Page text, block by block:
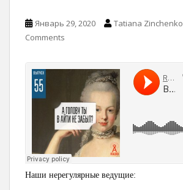
Январь 29, 2020 Tatiana Zinchenko
Comments
Наши нерегулярные ведущие: